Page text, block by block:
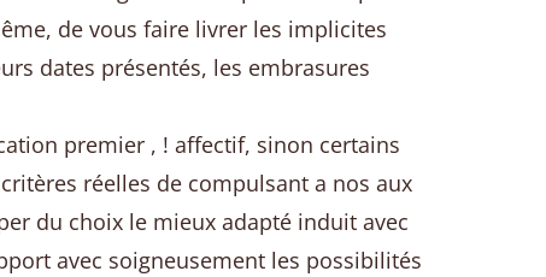
de vous faire livrer les implicites
dates présentés, les embrasures
premier , ! affectif, sinon certains
réelles de compulsant a nos aux
du choix le mieux adapté induit avec
avec soigneusement les possibilités